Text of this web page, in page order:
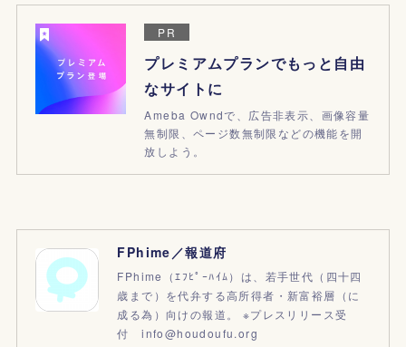
PR
プレミアムプランでもっと自由
なサイトに
Ameba Owndで、広告非表示、画像容量
無制限、ページ数無制限などの機能を開
放しよう。
FPhime／報道府
FPhime（ｴﾌﾋﾟｰﾊｲﾑ）は、若手世代（四十四
歳まで）を代弁する高所得者・新富裕層（に
成る為）向けの報道。 ※プレスリリース受
付 info@houdoufu.org